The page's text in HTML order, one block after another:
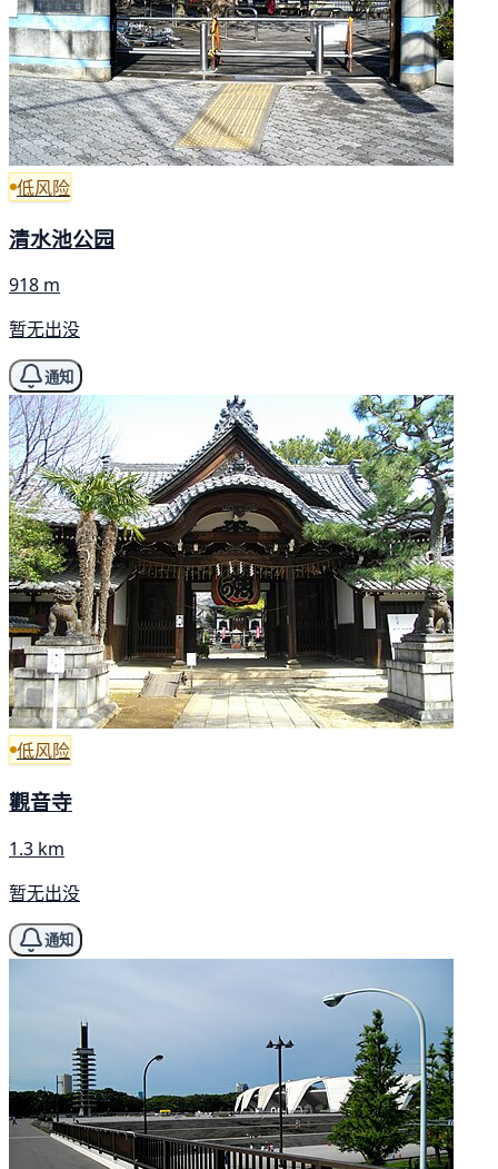
低风险
清水池公园
918 m
暂无出没
通知
低风险
觀音寺
1.3 km
暂无出没
通知